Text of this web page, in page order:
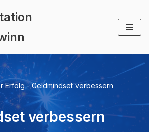
Erfolg-Geldmindset verbessern
verbessern